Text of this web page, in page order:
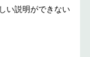
い説明ができない